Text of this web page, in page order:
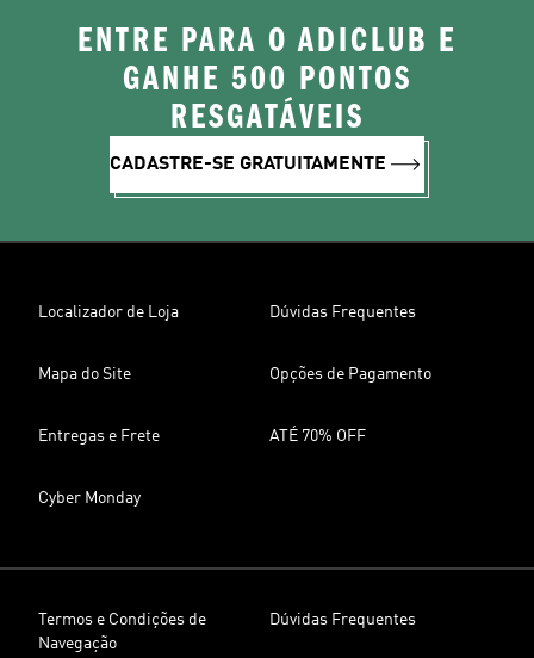
ENTRE PARA O ADICLUB E
GANHE 500 PONTOS
RESGATÁVEIS
CADASTRE-SE GRATUITAMENTE
Localizador de Loja Dúvidas Frequentes
Mapa do Site Opções de Pagamento
Entregas e Frete ATÉ 70% OFF
Cyber Monday
Termos e Condições de
Navegação
Dúvidas Frequentes